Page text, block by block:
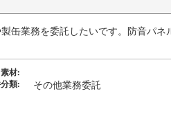
缶業務を委託したいです。防音パ
素材:
類:
その他業務委託